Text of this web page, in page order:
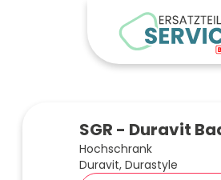
SGR - Duravit
Hochschrank
Duravit, Durastyle